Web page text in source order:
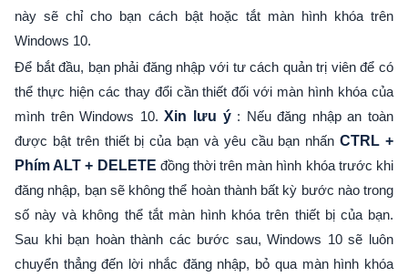
này sẽ chỉ cho bạn cách bật hoặc tắt màn hình khóa trên
Windows 10.
Để bắt đầu, bạn phải đăng nhập với tư cách quản trị viên để có
thể thực hiện các thay đổi cần thiết đối với màn hình khóa của
mình trên Windows 10.Xin lưu ý: Nếu đăng nhập an toàn
được bật trên thiết bị của bạn và yêu cầu bạn nhấnCTRL +
Phím ALT + DELETE đồng thời trên màn hình khóa trước khi
đăng nhập, bạn sẽ không thể hoàn thành bất kỳ bước nào trong
số này và không thể tắt màn hình khóa trên thiết bị của bạn.
Sau khi bạn hoàn thành các bước sau, Windows 10 sẽ luôn
chuyển thẳng đến lời nhắc đăng nhập, bỏ qua màn hình khóa